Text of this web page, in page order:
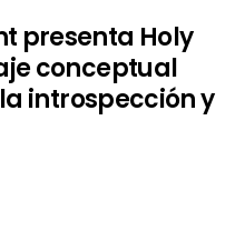
presenta Holy
conceptual
introspección y